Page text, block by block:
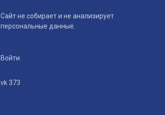
Сайт не собирает и не анализирует
персональные данные.
Войти
vk 373